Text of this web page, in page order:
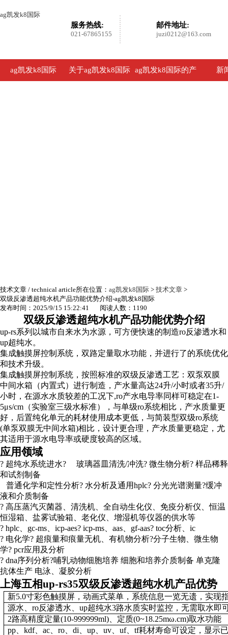
ag凯发k8国际
邮件地址:
juzi0212@163.com
服务热线:
021-67865155
ag凯发k8国际 关于ag凯发k8国际 ag凯发k8国际的产 新
技术文章 / technical article所在位置： ag凯发k8国际 > 技术文章 >
双级反渗透超纯水机产品功能优势介绍-ag凯发k8国际
发布时间：2025/9/15 15:22:41 阅读人数：1190
双级反渗透超纯水机产品功能优势介绍
up-rs系列以城市自来水为水源，可方便快速的制造ro反渗透水和
up超纯水。
集成触摸屏控制系统，双路定量取水功能，并进行了的系统优化
和技术升级。
集成触摸屏控制系统，按照标准的双级反渗透工艺：双泵双膜
中间水箱（内置式）进行制造，产水量高达24升/小时或者35升/
小时，在源水水质较差的工况下,ro产水电导率同样可稳定在1-
5μs/cm（实验室三级水标准），与单级ro系统相比，产水质量更
好，后置纯化单元的耗材使用成本更低，与简装型双级ro系统
(单泵双膜无中间水箱)相比，设计更合理，产水质量更稳定，尤
其适用于源水电导率或硬度较高的区域。
应用领域
? 超纯水系统进水? 玻璃器皿清洗/冲洗? 微生物分析? 样品稀释
和试剂制备
普通化学和定性分析? 水分析及通用hplc? 分光光谱测量?缓冲
液和介质制备
? 高压蒸汽灭菌器、清洗机、全自动生化仪、免疫分析仪、恒温
恒湿箱、盐雾试验箱、老化仪、增湿机等仪器的供水等
? hplc 、gc-ms、icp-aes? icp-ms、aas、gf-aas? toc分析、ic
? 电化学? 超痕量和痕量无机、有机物分析?分子生物、微生物
学? pcr应用及分析
? dna序列分析?哺乳动物细胞培养 细胞和培养介质制备 单克隆
抗体生产 电泳、凝胶分析
上海五相up-rs35双级反渗透超纯水机产品优势
新5.0寸彩色触摸屏，动画式菜单，系统信息一览无遗，实现
源水、ro反渗透水、up超纯水3路水质实时监控，无需取水即
2路高精度定量(10-999999ml)、定质(0~18.25mω.cm)取水功能
pp 、kdf、ac、ro、di、up、uv、uf、tf耗材寿命可设定，显示